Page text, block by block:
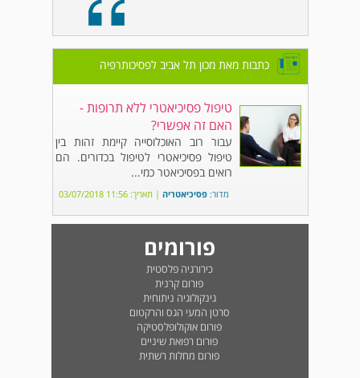
כתבות מאת מכון תל אביב לפסיכותרפיה
טיפול פסיכיאטרי ללא תרופות -
האם זה אפשרי?
עבור רוב האוכלוסייה קיימת זהות בין
טיפול פסיכיאטרי לטיפול בכדורים. הם
רואים בפסיכיאטר כמי...
מדור: פסיכיאטריה | תאריך: 11:56 03/07/2018
פורומים
כירורגיה פלסטית
פורום קרנית
גינקולוגיה ניתוחית
סרטן המעי הגס והרקטום
פורום אוקולופלסטיקה
פורום רפואת שיניים
פורום מחלות רשתית